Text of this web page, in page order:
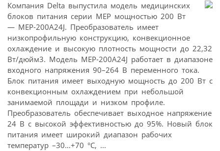
Компания Delta выпустила модель медицинских
блоков питания серии MEP мощностью 200 Вт
— MEP-200A24J. Преобразователь имеет
низкопрофильную конструкцию, конвекционное
охлаждение и высокую плотность мощности до 22,32
Вт/дюйм3. Модель MEP-200A24J работает в диапазоне
входного напряжения 90–264 В переменного тока.
Блок питания имеет выходную мощность до 200 Вт с
конвекционным охлаждением при небольшой
занимаемой площади и низком профиле.
Преобразователь обеспечивает выходное напряжение
24 В с высокой эффективностью до 95%. Новый блок
питания имеет широкий диапазон рабочих
температур –30…+70 °C, ...